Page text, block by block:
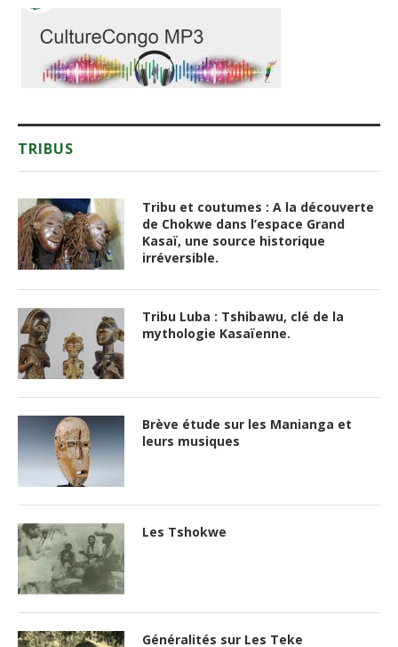
TRIBUS
Tribu et coutumes : A la découverte
de Chokwe dans l’espace Grand
Kasaï, une source historique
irréversible.
Tribu Luba : Tshibawu, clé de la
mythologie Kasaïenne.
Brève étude sur les Manianga et
leurs musiques
Les Tshokwe
Généralités sur Les Teke